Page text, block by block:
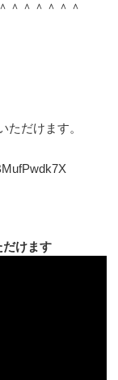
＾＾＾＾＾＾
ただけます。
だけます